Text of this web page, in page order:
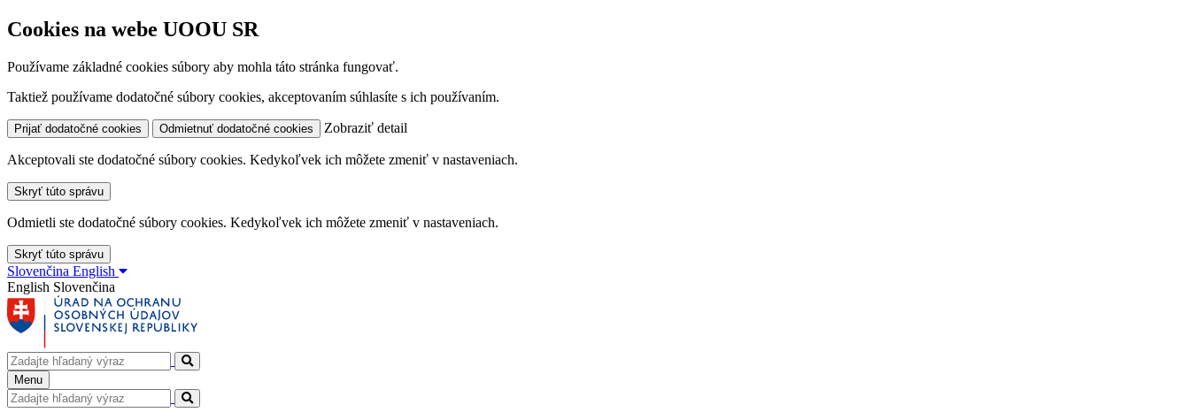
Cookies na webe UOOU SR
Používame základné cookies súbory aby mohla táto stránka fungovať.
Taktiež používame dodatočné súbory cookies, akceptovaním súhlasíte s ich používaním.
Prijať dodatočné cookies Odmietnuť dodatočné cookies Zobraziť detail
Akceptovali ste dodatočné súbory cookies. Kedykoľvek ich môžete zmeniť v nastaveniach.
Skryť túto správu
Odmietli ste dodatočné súbory cookies. Kedykoľvek ich môžete zmeniť v nastaveniach.
Skryť túto správu
Slovenčina English
English Slovenčina
Menu